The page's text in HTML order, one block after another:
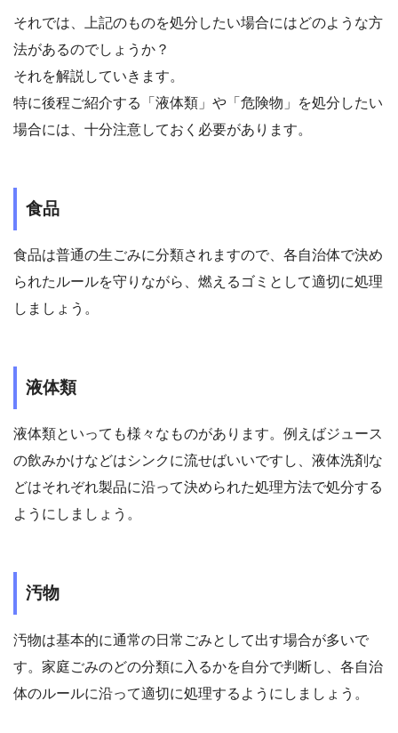
それでは、上記のものを処分したい場合にはどのような方
法があるのでしょうか？
それを解説していきます。
特に後程ご紹介する「液体類」や「危険物」を処分したい
場合には、十分注意しておく必要があります。
食品
食品は普通の生ごみに分類されますので、各自治体で決め
られたルールを守りながら、燃えるゴミとして適切に処理
しましょう。
液体類
液体類といっても様々なものがあります。例えばジュース
の飲みかけなどはシンクに流せばいいですし、液体洗剤な
どはそれぞれ製品に沿って決められた処理方法で処分する
ようにしましょう。
汚物
汚物は基本的に通常の日常ごみとして出す場合が多いで
す。家庭ごみのどの分類に入るかを自分で判断し、各自治
体のルールに沿って適切に処理するようにしましょう。